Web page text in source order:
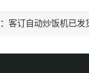
客订自动炒饭机已发